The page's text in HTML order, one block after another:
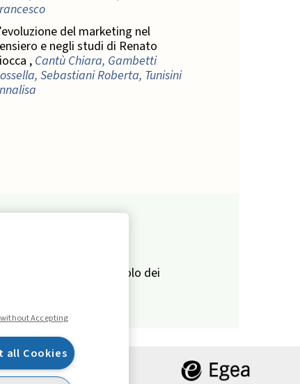
del marketing nel
e negli studi di Renato
Fiocca , Cantù Chiara, Gambetti
Sebastiani Roberta, Tunisini
Startup: come evolve il ruolo dei
il divario tra ricerca e pratica:
le conoscenze con il game-
based learning ,
Todaro Niccolò, Filippi
Pontiggia Andrea, Tosi Duccio,
Accepting
all Cookies